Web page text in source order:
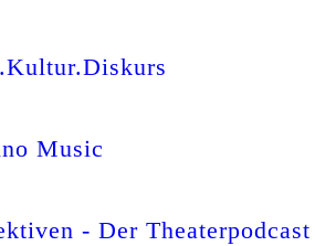
Music
- Der Theaterpodcast